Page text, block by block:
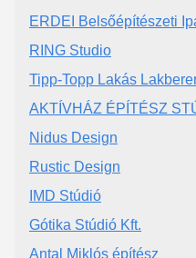
ERDEI Belsőépítészeti
RING Studio
Tipp-Topp Lakás
AKTÍVHÁZ ÉPÍTÉSZ
Nidus Design
Rustic Design
IMD Stúdió
Gótika Stúdió Kft.
Antal Miklós építész